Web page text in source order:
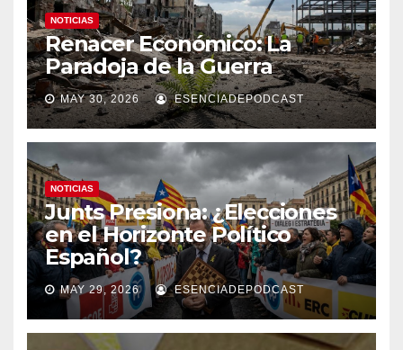
NOTICIAS
Renacer Económico: La
Paradoja de la Guerra
MAY 30, 2026 ESENCIADEPODCAST
NOTICIAS
Junts Presiona: ¿Elecciones
en el Horizonte Político
Español?
MAY 29, 2026 ESENCIADEPODCAST